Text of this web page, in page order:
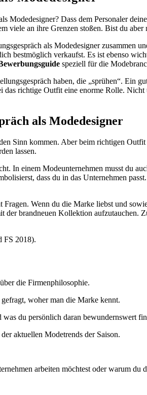
Modedesigner? Dass dem Personaler
viele an ihre Grenzen stoßen. Bist du
als Modedesigner zusammen
bestmöglich verkaufst. Es ist ebenso
speziell für die
haben, die „sprühen“. Ein
richtige Outfit eine enorme Rolle.
als Modedesigner
Sinn kommen. Aber beim richtigen
lassen.
In einem Modeunternehmen musst du
dass du in das Unternehmen
Wenn du die Marke liebst und
der brandneuen Kollektion
FS 2018).
die Firmenphilosophie.
woher man die Marke kennt.
du persönlich daran bewundernswert
aktuellen Modetrends der Saison.
arbeiten möchtest oder warum